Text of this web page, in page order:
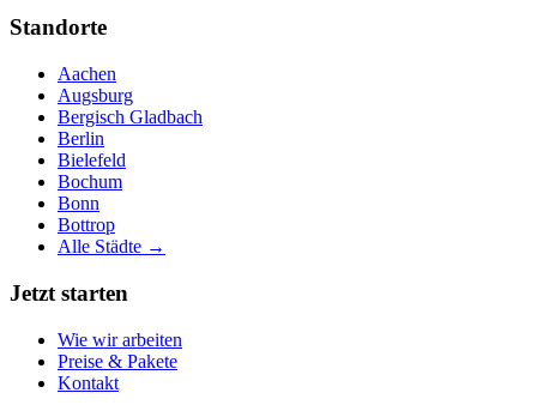
Standorte
Aachen
Augsburg
Bergisch Gladbach
Berlin
Bielefeld
Bochum
Bonn
Bottrop
Alle Städte →
Jetzt starten
Wie wir arbeiten
Preise & Pakete
Kontakt